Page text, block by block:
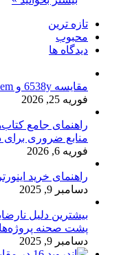
تازه ترین
محبوب
دیدگاه ها
مقایسه 6538y و intel xeon platinum 8470q oem
فوریه 25, 2026
راهنمای جامع
منابع ضروری برای
فوریه 6, 2026
راهنمای خرید
دسامبر 9, 2025
بیشترین دلیل
پشت صحنه
دسامبر 9, 2025